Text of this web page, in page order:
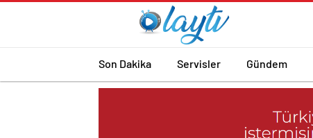
Son Dakika Servisler Gündem